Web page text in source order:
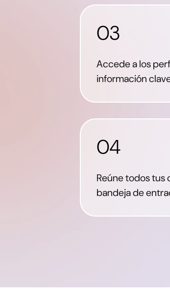
03
Accede a los
información
04
Reúne todos tus
bandeja de